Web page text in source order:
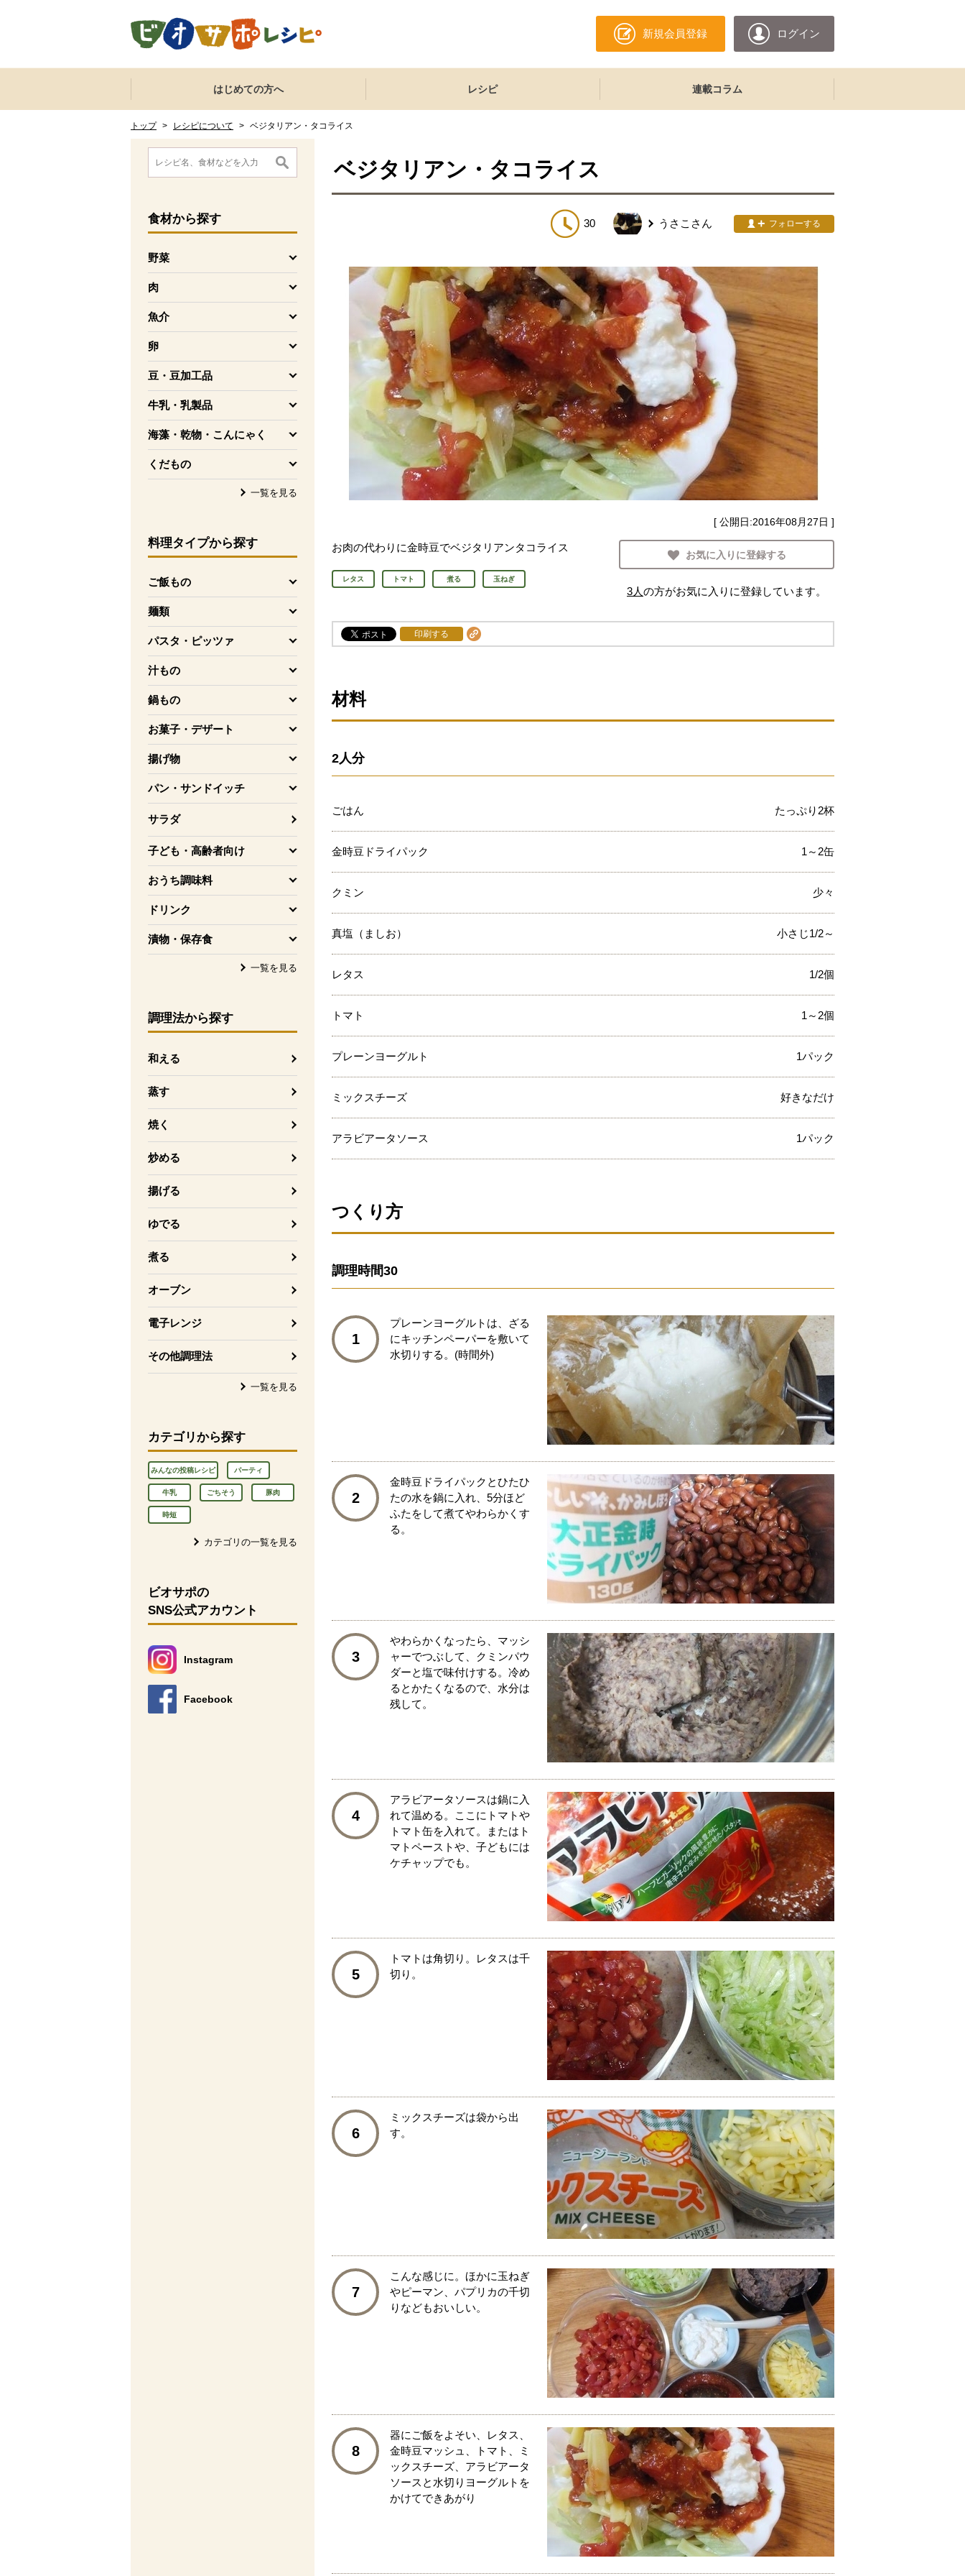
新規会員登録 ログイン
ここからサイト内共通メニューです。
サイト内共通メニューをスキップする
はじめての方へ レシピ 連載コラム
トップ > レシピについて > ベジタリアン・タコライス
ここから消費材検索メニューです。
食材から探す
野菜
を開く
肉
を開く
魚介
を開く
卵
を開く
豆・豆加工品
を開く
牛乳・乳製品
を開く
海藻・乾物・こんにゃく
を開く
くだもの
を開く
一覧を見る
料理タイプから探す
ご飯もの
を開く
麺類
を開く
パスタ・ピッツァ
を開く
汁もの
を開く
鍋もの
を開く
お菓子・デザート
を開く
揚げ物
を開く
パン・サンドイッチ
を開く
サラダ
子ども・高齢者向け
を開く
おうち調味料
を開く
ドリンク
を開く
漬物・保存食
を開く
一覧を見る
調理法から探す
和える
蒸す
焼く
炒める
揚げる
ゆでる
煮る
オーブン
電子レンジ
その他調理法
一覧を見る
カテゴリから探す
みんなの投稿レシピ パーティ
牛乳 ごちそう 豚肉
時短
カテゴリの一覧を見る
消費材検索メニューここまで。
ここから本文です。
ビオサポの
SNS公式アカウント
Instagram
別のウィンドウで開きます。
Facebook
別のウィンドウで開きます。
ベジタリアン・タコライス
30 うさこ さん フォローする
[ 公開日:2016年08月27日 ]
お肉の代わりに金時豆でベジタリアンタコライス
レタス トマト 煮る 玉ねぎ
お気に入りに登録する
3人の方がお気に入りに登録しています。
印刷する
材料
2人分
ごはん たっぷり2杯
金時豆ドライパック 1～2缶
クミン 少々
真塩（ましお） 小さじ1/2～
レタス 1/2個
トマト 1～2個
プレーンヨーグルト 1パック
ミックスチーズ 好きなだけ
アラビアータソース 1パック
つくり方
調理時間30
1
プレーンヨーグルトは、ざる
にキッチンペーパーを敷いて
水切りする。(時間外)
2
金時豆ドライパックとひたひ
たの水を鍋に入れ、5分ほど
ふたをして煮てやわらかくす
る。
3
やわらかくなったら、マッシ
ャーでつぶして、クミンパウ
ダーと塩で味付けする。冷め
るとかたくなるので、水分は
残して。
4
アラビアータソースは鍋に入
れて温める。ここにトマトや
トマト缶を入れて。またはト
マトペーストや、子どもには
ケチャップでも。
5
トマトは角切り。レタスは千
切り。
6
ミックスチーズは袋から出
す。
7
こんな感じに。ほかに玉ねぎ
やピーマン、パプリカの千切
りなどもおいしい。
8
器にご飯をよそい、レタス、
金時豆マッシュ、トマト、ミ
ックスチーズ、アラビアータ
ソースと水切りヨーグルトを
かけてできあがり